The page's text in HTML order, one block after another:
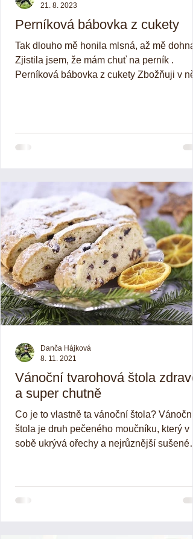
Perníková bábovka z cukety
Tak dlouho mě honila mlsná, až mě
Zjistila jsem, že mám chuť na perník .
Perníková bábovka z cukety Zbožňuji v
21. 8. 2023
Vánoční tvarohová štola zdravě
a super chutně
Co je to vlastně ta vánoční štola? Vánoční
štola je druh pečeného moučníku, který v
sobě ukrývá ořechy a nejrůznější sušené
Danča Hájková
8. 11. 2021